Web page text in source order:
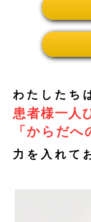
わたしたち
患者様一人
「からだへ
力を入れて